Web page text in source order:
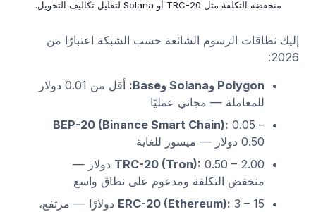
منخفضة التكلفة مثل TRC-20 أو Solana لتقليل تكاليف التحويل.
إليك نطاقات الرسوم الشائعة حسب الشبكة اعتبارًا من
2026:
Polygon وSolana وBase:
أقل من 0.01 دولار
للمعاملة — مجاني عمليًا
BEP-20 (Binance Smart Chain): 0.05 –
0.50 دولار — ميسور للغاية
TRC-20 (Tron): 0.50 – 2.00 دولار —
منخفض التكلفة ومدعوم على نطاق واسع
ERC-20 (Ethereum): 3 – 15 دولارًا — مرتفع،